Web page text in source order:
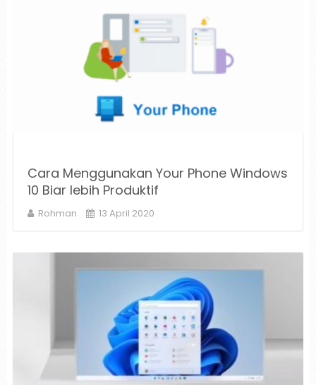
Cara Menggunakan Your Phone Windows
10 Biar lebih Produktif
Rohman 13 April 2020